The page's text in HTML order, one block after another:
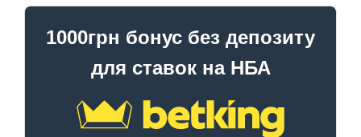
1000грн бонус без депозиту
для ставок на НБА